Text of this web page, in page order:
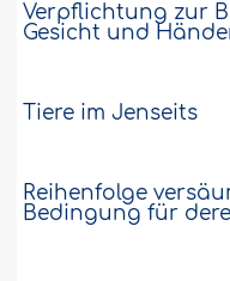
Verpflichtung zur
Gesicht und
Tiere im Jenseits
Reihenfolge
Bedingung für